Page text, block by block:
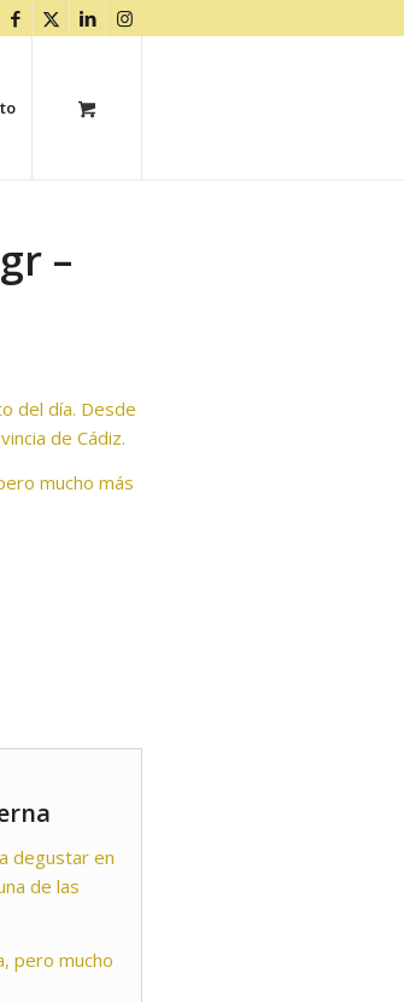
–
del día. Desde
de Cádiz.
mucho más
degustar en
de las
pero mucho